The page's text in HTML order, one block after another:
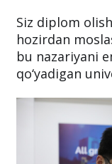
Siz diplom
hozirdan
bu nazariyani
qo‘yadigan